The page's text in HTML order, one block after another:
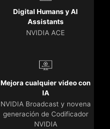
Digital Humans y AI
Assistants
NVIDIA ACE
Mejora cualquier video con
IA
NVIDIA Broadcast y novena
generación de Codificador
NVIDIA